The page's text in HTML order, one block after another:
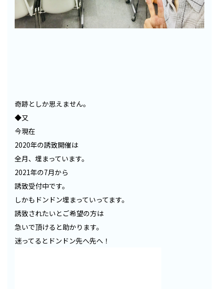
奇跡としか思えません。
◆又
今現在
2020年の誘致開催は
全月、埋まっています。
2021年の7月から
誘致受付中です。
しかもドンドン埋まっていってます。
誘致されたいとご希望の方は
急いで頂けると助かります。
迷ってるとドンドン先へ先へ！